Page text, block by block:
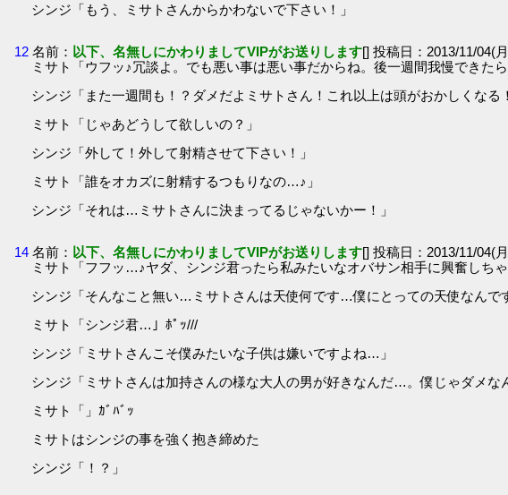
シンジ「もう、ミサトさんからかわないで下さい！」
12 名前： 以下、名無しにかわりましてVIPがお送りします[] 投稿日：2013/11/04(
ミサト「ウフッ♪冗談よ。でも悪い事は悪い事だからね。後一週間我慢できた
シンジ「また一週間も！？ダメだよミサトさん！これ以上は頭がおかしくなる
ミサト「じゃあどうして欲しいの？」
シンジ「外して！外して射精させて下さい！」
ミサト「誰をオカズに射精するつもりなの…♪」
シンジ「それは…ミサトさんに決まってるじゃないかー！」
14 名前： 以下、名無しにかわりましてVIPがお送りします[] 投稿日：2013/11/04(
ミサト「フフッ…♪ヤダ、シンジ君ったら私みたいなオバサン相手に興奮しちゃ
シンジ「そんなこと無い…ミサトさんは天使何です…僕にとっての天使なんで
ミサト「シンジ君…」ﾎﾟｯ///
シンジ「ミサトさんこそ僕みたいな子供は嫌いですよね…」
シンジ「ミサトさんは加持さんの様な大人の男が好きなんだ…。僕じゃダメな
ミサト「」ｶﾞﾊﾞｯ
ミサトはシンジの事を強く抱き締めた
シンジ「！？」